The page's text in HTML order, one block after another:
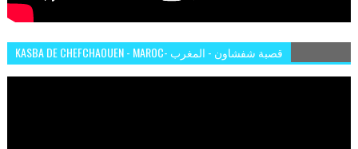
KASBA DE CHEFCHAOUEN - MAROC- قصبة شفشاون - المغرب